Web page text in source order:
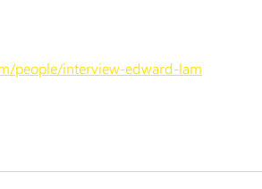
people/interview-edward-lam